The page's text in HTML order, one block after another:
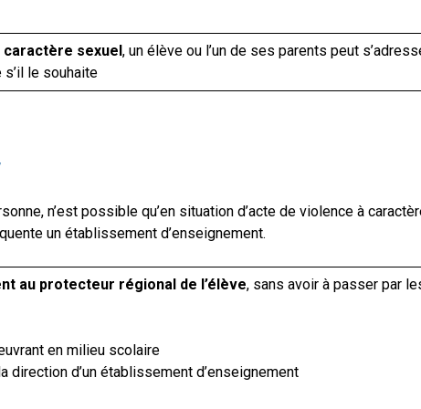
caractère sexuel, un élève ou l’un de ses parents peut
le souhaite
n’est possible qu’en situation d’acte de violence à
un établissement d’enseignement.
au protecteur régional de l’élève, sans avoir à passer par
en milieu scolaire
direction d’un établissement d’enseignement